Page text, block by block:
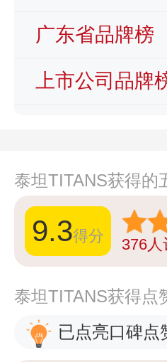
广东省品牌榜
上市公司品牌
泰坦TITANS获得的
9.3得分 376
泰坦TITANS获得点
已点亮口碑点